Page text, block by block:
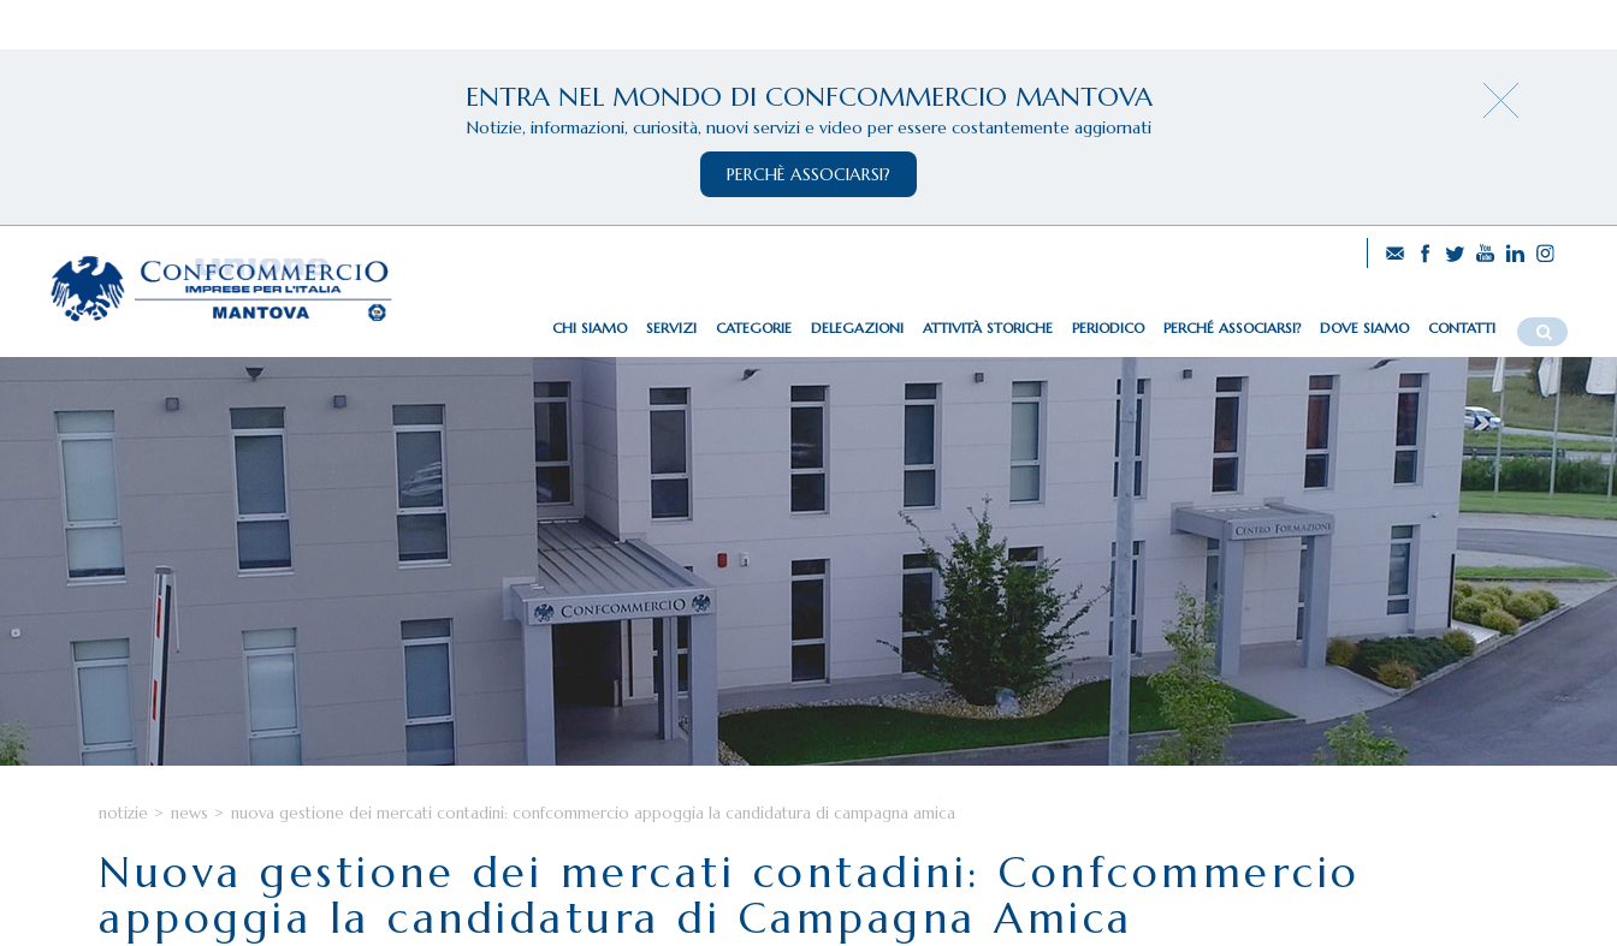
ENTRA NEL MONDO DI CONFCOMMERCIO MANTOVA
Notizie, informazioni, curiosità, nuovi servizi e video per essere costantemente aggiornati
PERCHÈ ASSOCIARSI?
CHI SIAMO SERVIZI CATEGORIE DELEGAZIONI ATTIVITÀ STORICHE PERIODICO PERCHÉ ASSOCIARSI? DOVE SIAMO CONTATTI
notizie > news > nuova gestione dei mercati contadini: confcommercio appoggia la candidatura di campagna amica
Nuova gestione dei mercati contadini: Confcommercio
appoggia la candidatura di Campagna Amica